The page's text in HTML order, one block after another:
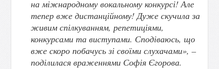
на міжнародному вокальному конкурсі! Але
тепер вже дистанційному! Дуже скучила за
живим спілкуванням, репетиціями,
конкурсами та виступами. Сподіваюсь, що
вже скоро побачусь зі своїми слухачами», –
поділилася враженнями Софія Єгорова.